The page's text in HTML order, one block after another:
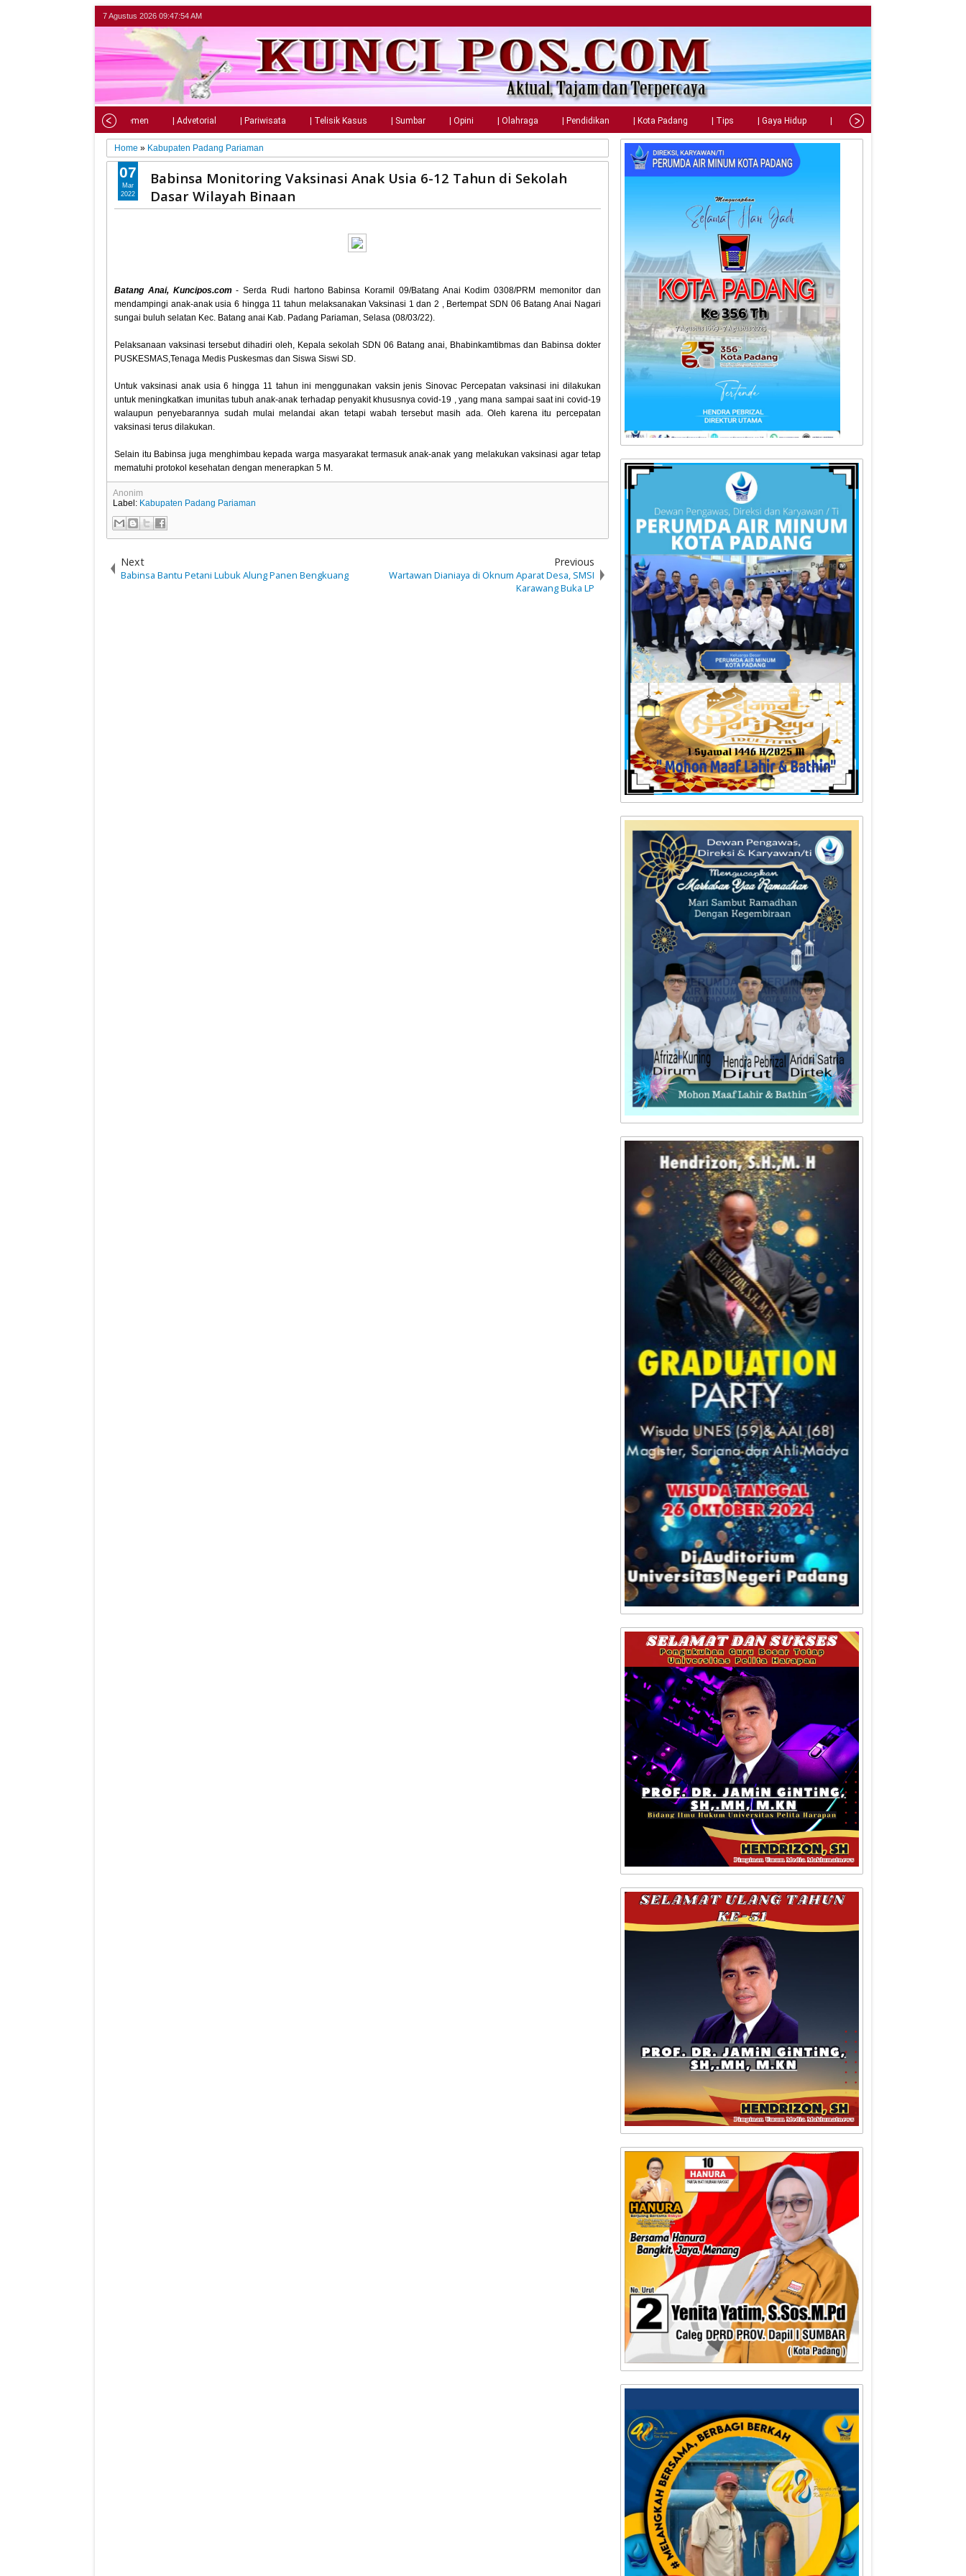
7 Agustus 2026 09:47:56 AM
| Parlemen | Advetorial | Pariwisata | Telisik Kasus | Sumbar | Opini | Olahraga | Pendidikan | Kota Padang | Tips | Gaya Hidup | Teknologi
Home » Kabupaten Padang Pariaman
Babinsa Monitoring Vaksinasi Anak Usia 6-12 Tahun di Sekolah
Dasar Wilayah Binaan
Batang Anai, Kuncipos.com- Serda Rudi hartono Babinsa Koramil 09/Batang Anai Kodim 0308/PRM memonitor dan
mendampingi anak-anak usia 6 hingga 11 tahun melaksanakan Vaksinasi 1 dan 2 , Bertempat SDN 06 Batang Anai Nagari
sungai buluh selatan Kec. Batang anai Kab. Padang Pariaman, Selasa (08/03/22).
Pelaksanaan vaksinasi tersebut dihadiri oleh, Kepala sekolah SDN 06 Batang anai, Bhabinkamtibmas dan Babinsa dokter
PUSKESMAS,Tenaga Medis Puskesmas dan Siswa Siswi SD.
Untuk vaksinasi anak usia 6 hingga 11 tahun ini menggunakan vaksin jenis Sinovac Percepatan vaksinasi ini dilakukan
untuk meningkatkan imunitas tubuh anak-anak terhadap penyakit khususnya covid-19 , yang mana sampai saat ini covid-19
walaupun penyebarannya sudah mulai melandai akan tetapi wabah tersebut masih ada. Oleh karena itu percepatan
vaksinasi terus dilakukan.
Selain itu Babinsa juga menghimbau kepada warga masyarakat termasuk anak-anak yang melakukan vaksinasi agar tetap
mematuhi protokol kesehatan dengan menerapkan 5 M.
07
Mar
2022
Anonim
Label: Kabupaten Padang Pariaman
Next
Babinsa Bantu Petani Lubuk Alung Panen Bengkuang
Previous
Wartawan Dianiaya di Oknum Aparat Desa, SMSI
Karawang Buka LP